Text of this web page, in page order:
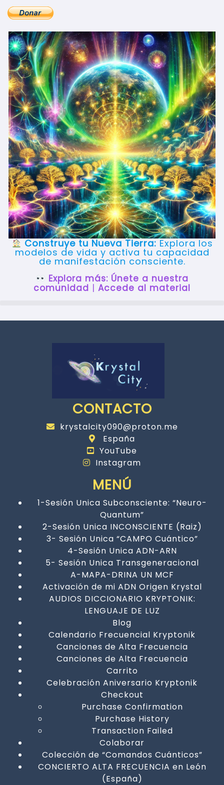
Construye tu Nueva Tierra: Explora los
modelos de vida y activa tu capacidad
de manifestación consciente.
Explora más: Únete a nuestra
comunidad | Accede al material
CONTACTO
krystalcity090@proton.me
España
YouTube
Instagram
MENÚ
1-Sesión Unica Subconsciente: “Neuro-
Quantum”
2-Sesión Unica INCONSCIENTE (Raiz)
3- Sesión Unica “CAMPO Cuántico”
4-Sesión Unica ADN-ARN
5- Sesión Unica Transgeneracional
A-MAPA-DRINA UN MCF
Activación de mi ADN Origen Krystal
AUDIOS DICCIONARIO KRYPTONIK:
LENGUAJE DE LUZ
Blog
Calendario Frecuencial Kryptonik
Canciones de Alta Frecuencia
Canciones de Alta Frecuencia
Carrito
Celebración Aniversario Kryptonik
Checkout
Purchase Confirmation
Purchase History
Transaction Failed
Colaborar
Colección de “Comandos Cuánticos”
CONCIERTO ALTA FRECUENCIA en León
(España)